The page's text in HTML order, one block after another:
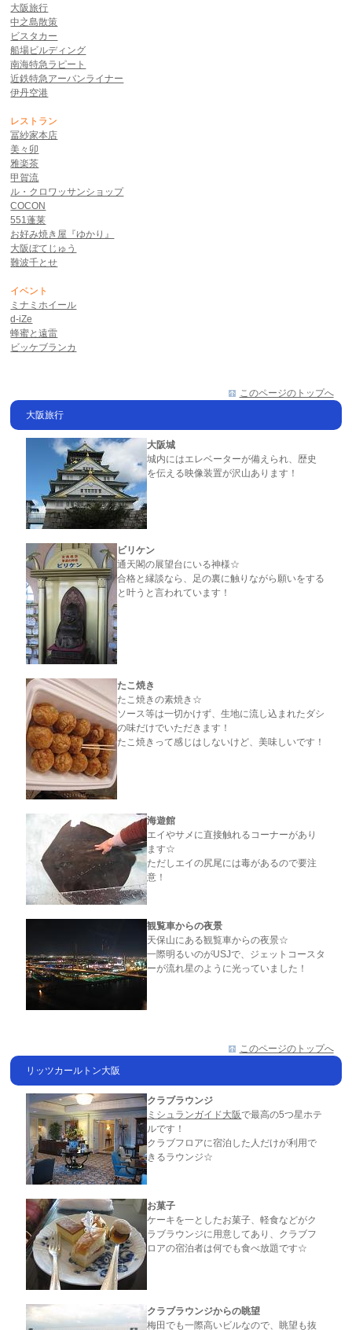
大阪旅行
中之島散策
ビスタカー
船場ビルディング
南海特急ラピート
近鉄特急アーバンライナー
伊丹空港
レストラン
冨紗家本店
美々卯
雅楽茶
甲賀流
ル・クロワッサンショップ
COCON
551蓬莱
お好み焼き屋『ゆかり』
大阪ぼてじゅう
難波千とせ
イベント
ミナミホイール
d-iZe
蜂蜜と遠雷
ビッケブランカ
このページのトップへ
大阪旅行
大阪城
城内にはエレベーターが備えられ、歴史
を伝える映像装置が沢山あります！
ビリケン
通天閣の展望台にいる神様☆
合格と縁談なら、足の裏に触りながら願いをする
と叶うと言われています！
たこ焼き
たこ焼きの素焼き☆
ソース等は一切かけず、生地に流し込まれたダシ
の味だけでいただきます！
たこ焼きって感じはしないけど、美味しいです！
海遊館
エイやサメに直接触れるコーナーがあり
ます☆
ただしエイの尻尾には毒があるので要注
意！
観覧車からの夜景
天保山にある観覧車からの夜景☆
一際明るいのがUSJで、ジェットコースタ
ーが流れ星のように光っていました！
このページのトップへ
リッツカールトン大阪
クラブラウンジ
ミシュランガイド大阪で最高の5つ星ホテ
ルです！
クラブフロアに宿泊した人だけが利用で
きるラウンジ☆
お菓子
ケーキを一としたお菓子、軽食などがク
ラブラウンジに用意してあり、クラブフ
ロアの宿泊者は何でも食べ放題です☆
クラブラウンジからの眺望
梅田でも一際高いビルなので、眺望も抜